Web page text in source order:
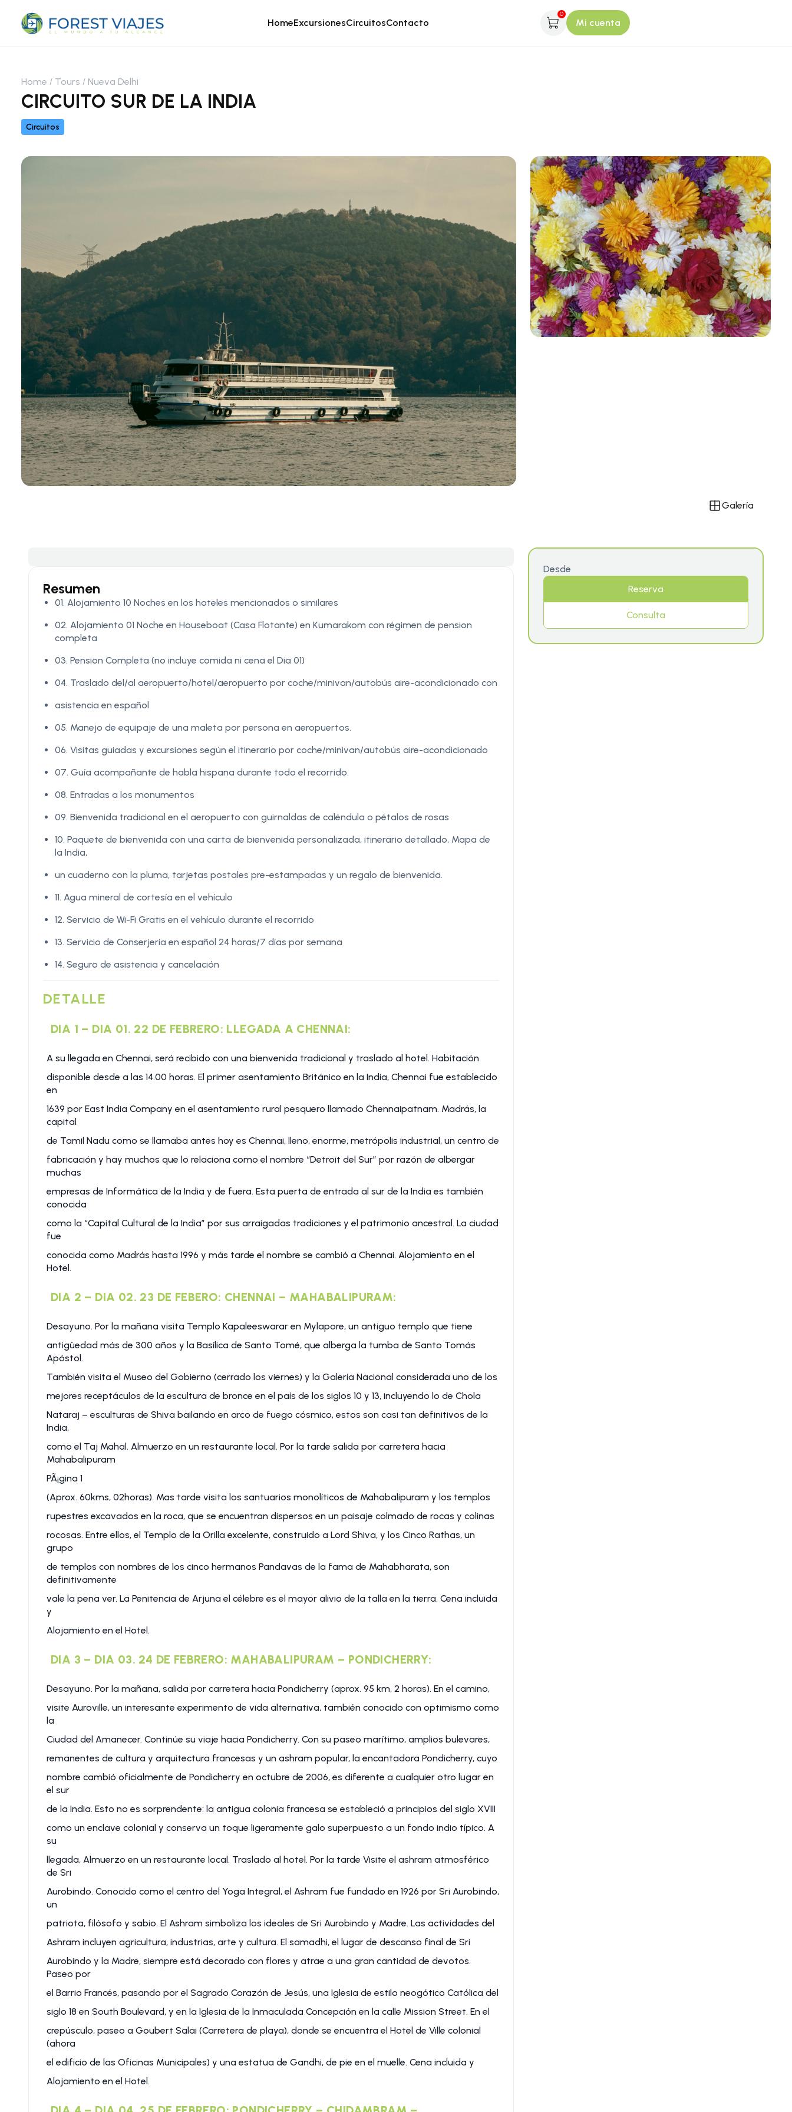
HomeExcursionesCircuitosContacto
0
Mi cuenta
Home Tours Nueva Delhi
CIRCUITO SUR DE LA INDIA
Circuitos
Galería
Resumen
01. Alojamiento 10 Noches en los hoteles mencionados o similares
02. Alojamiento 01 Noche en Houseboat (Casa Flotante) en Kumarakom con régimen de pension
completa
03. Pension Completa (no incluye comida ni cena el Dia 01)
04. Traslado del/al aeropuerto/hotel/aeropuerto por coche/minivan/autobús aire-acondicionado con
asistencia en español
05. Manejo de equipaje de una maleta por persona en aeropuertos.
06. Visitas guiadas y excursiones según el itinerario por coche/minivan/autobús aire-acondicionado
07. Guía acompañante de habla hispana durante todo el recorrido.
08. Entradas a los monumentos
09. Bienvenida tradicional en el aeropuerto con guirnaldas de caléndula o pétalos de rosas
10. Paquete de bienvenida con una carta de bienvenida personalizada, itinerario detallado, Mapa de
la India,
un cuaderno con la pluma, tarjetas postales pre-estampadas y un regalo de bienvenida.
11. Agua mineral de cortesía en el vehículo
12. Servicio de Wi-Fi Gratis en el vehículo durante el recorrido
13. Servicio de Conserjería en español 24 horas/7 días por semana
14. Seguro de asistencia y cancelación
DETALLE
DIA 1 – DIA 01. 22 DE FEBRERO: LLEGADA A CHENNAI:
A su llegada en Chennai, será recibido con una bienvenida tradicional y traslado al hotel. Habitación
disponible desde a las 14.00 horas. El primer asentamiento Británico en la India, Chennai fue establecido
en
1639 por East India Company en el asentamiento rural pesquero llamado Chennaipatnam. Madrás, la
capital
de Tamil Nadu como se llamaba antes hoy es Chennai, lleno, enorme, metrópolis industrial, un centro de
fabricación y hay muchos que lo relaciona como el nombre “Detroit del Sur” por razón de albergar
muchas
empresas de Informática de la India y de fuera. Esta puerta de entrada al sur de la India es también
conocida
como la “Capital Cultural de la India” por sus arraigadas tradiciones y el patrimonio ancestral. La ciudad
fue
conocida como Madrás hasta 1996 y más tarde el nombre se cambió a Chennai. Alojamiento en el
Hotel.
DIA 2 – DIA 02. 23 DE FEBERO: CHENNAI – MAHABALIPURAM:
Desayuno. Por la mañana visita Templo Kapaleeswarar en Mylapore, un antiguo templo que tiene
antigüedad más de 300 años y la Basílica de Santo Tomé, que alberga la tumba de Santo Tomás
Apóstol.
También visita el Museo del Gobierno (cerrado los viernes) y la Galería Nacional considerada uno de los
mejores receptáculos de la escultura de bronce en el país de los siglos 10 y 13, incluyendo lo de Chola
Nataraj – esculturas de Shiva bailando en arco de fuego cósmico, estos son casi tan definitivos de la
India,
como el Taj Mahal. Almuerzo en un restaurante local. Por la tarde salida por carretera hacia
Mahabalipuram
PÃ¡gina 1
(Aprox. 60kms, 02horas). Mas tarde visita los santuarios monolíticos de Mahabalipuram y los templos
rupestres excavados en la roca, que se encuentran dispersos en un paisaje colmado de rocas y colinas
rocosas. Entre ellos, el Templo de la Orilla excelente, construido a Lord Shiva, y los Cinco Rathas, un
grupo
de templos con nombres de los cinco hermanos Pandavas de la fama de Mahabharata, son
definitivamente
vale la pena ver. La Penitencia de Arjuna el célebre es el mayor alivio de la talla en la tierra. Cena incluida
y
Alojamiento en el Hotel.
DIA 3 – DIA 03. 24 DE FEBRERO: MAHABALIPURAM – PONDICHERRY:
Desayuno. Por la mañana, salida por carretera hacia Pondicherry (aprox. 95 km, 2 horas). En el camino,
visite Auroville, un interesante experimento de vida alternativa, también conocido con optimismo como
la
Ciudad del Amanecer. Continúe su viaje hacia Pondicherry. Con su paseo marítimo, amplios bulevares,
remanentes de cultura y arquitectura francesas y un ashram popular, la encantadora Pondicherry, cuyo
nombre cambió oficialmente de Pondicherry en octubre de 2006, es diferente a cualquier otro lugar en
el sur
de la India. Esto no es sorprendente: la antigua colonia francesa se estableció a principios del siglo XVIII
como un enclave colonial y conserva un toque ligeramente galo superpuesto a un fondo indio típico. A
su
llegada, Almuerzo en un restaurante local. Traslado al hotel. Por la tarde Visite el ashram atmosférico
de Sri
Aurobindo. Conocido como el centro del Yoga Integral, el Ashram fue fundado en 1926 por Sri Aurobindo,
un
patriota, filósofo y sabio. El Ashram simboliza los ideales de Sri Aurobindo y Madre. Las actividades del
Ashram incluyen agricultura, industrias, arte y cultura. El samadhi, el lugar de descanso final de Sri
Aurobindo y la Madre, siempre está decorado con flores y atrae a una gran cantidad de devotos.
Paseo por
el Barrio Francés, pasando por el Sagrado Corazón de Jesús, una Iglesia de estilo neogótico Católica del
siglo 18 en South Boulevard, y en la Iglesia de la Inmaculada Concepción en la calle Mission Street. En el
crepúsculo, paseo a Goubert Salai (Carretera de playa), donde se encuentra el Hotel de Ville colonial
(ahora
el edificio de las Oficinas Municipales) y una estatua de Gandhi, de pie en el muelle. Cena incluida y
Alojamiento en el Hotel.
Desde
Reserva
Consulta